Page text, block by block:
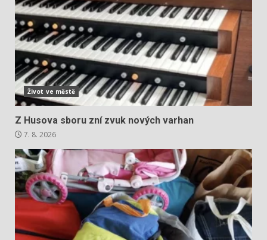
Život ve městě
Z Husova sboru zní zvuk nových varhan
7. 8. 2026